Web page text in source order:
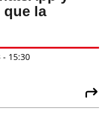
que la
- 15:30